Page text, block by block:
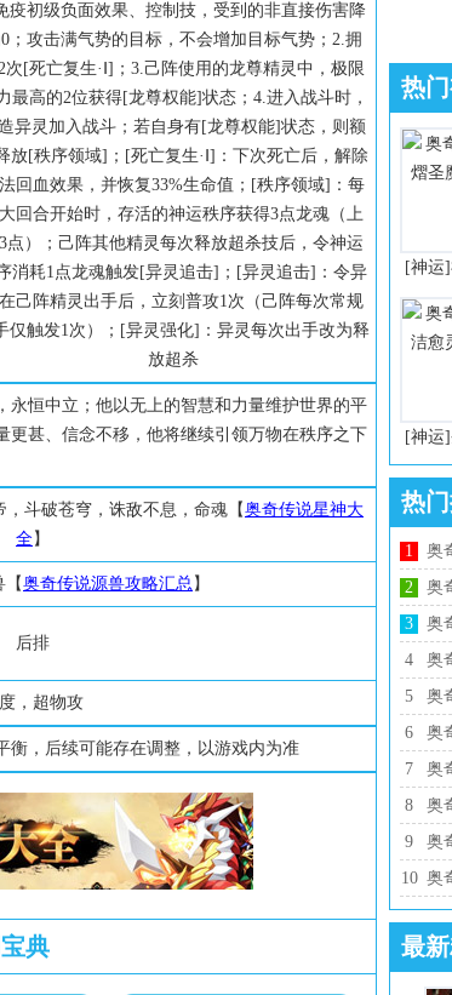
疫初级负面效果、控制技，受到的非直接伤害降
；攻击满气势的目标，不会增加目标气势；2.拥
次[死亡复生·Ⅰ]；3.己阵使用的龙尊精灵中，极限
最高的2位获得[龙尊权能]状态；4.进入战斗时，
异灵加入战斗；若自身有[龙尊权能]状态，则额
放[秩序领域]；[死亡复生·Ⅰ]：下次死亡后，解除
回血效果，并恢复33%生命值；[秩序领域]：每
回合开始时，存活的神运秩序获得3点龙魂（上
点）；己阵其他精灵每次释放超杀技后，令神运
消耗1点龙魂触发[异灵追击]；[异灵追击]：令异
己阵精灵出手后，立刻普攻1次（己阵每次常规
仅触发1次）；[异灵强化]：异灵每次出手改为释
放超杀
恒中立；他以无上的智慧和力量维护世界的平
甚、信念不移，他将继续引领万物在秩序之下
斗破苍穹，诛敌不息，命魂【奥奇传说星神大
全】
【奥奇传说源兽攻略汇总 】
后排
，超物攻
衡，后续可能存在调整，以游戏内为准
典
热
[神运
[神运
热
1
奥
传
2
奥
3
奥
4
奥
5
奥
6
奥
传
7
奥
化
8
奥
9
奥
说
10 奥
最